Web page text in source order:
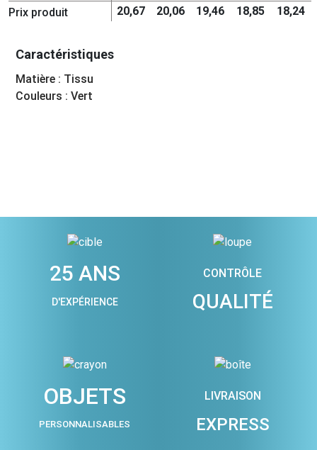
Prix produit 20,67 20,06 19,46 18,85 18,24
Caractéristiques
Matière : Tissu
Couleurs : Vert
25 ANS
D'EXPÉRIENCE
CONTRÔLE
QUALITÉ
OBJETS
PERSONNALISABLES
LIVRAISON
EXPRESS